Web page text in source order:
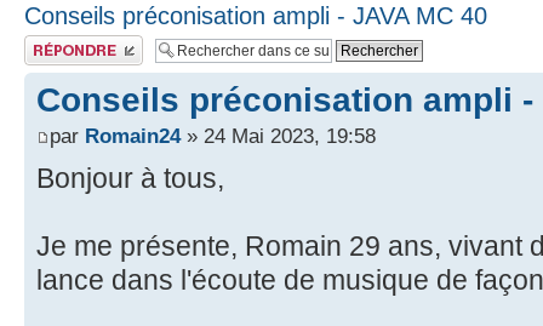
Conseils préconisation ampli - JAVA MC 40
Publier une réponse
Conseils préconisation ampli -
par Romain24» 24 Mai 2023, 19:58
Bonjour à tous,
Je me présente, Romain 29 ans, vivant
lance dans l'écoute de musique de